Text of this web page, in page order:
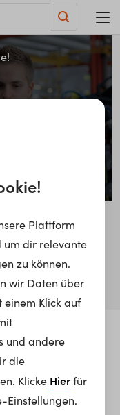
Plattform
um dir relevante
zu können.
wir Daten über
einem Klick auf
und andere
die
Klicke Hierfür
Einstellungen.